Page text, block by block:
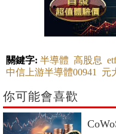
關鍵字: 半導體 高股息 etf
中信上游半導體00941
元
你可能會喜歡